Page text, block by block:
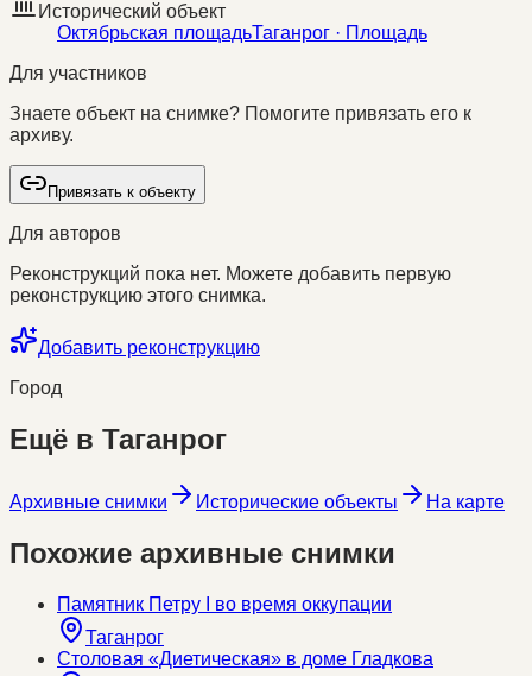
Исторический объект
Октябрьская площадьТаганрог · Площадь
Для участников
Знаете объект на снимке? Помогите привязать его к
архиву.
Привязать к объекту
Для авторов
Реконструкций пока нет. Можете добавить первую
реконструкцию этого снимка.
Добавить реконструкцию
Город
Ещё в Таганрог
Архивные снимки Исторические объекты На карте
Похожие архивные снимки
Памятник Петру I во время оккупации
Таганрог
Столовая «Диетическая» в доме Гладкова